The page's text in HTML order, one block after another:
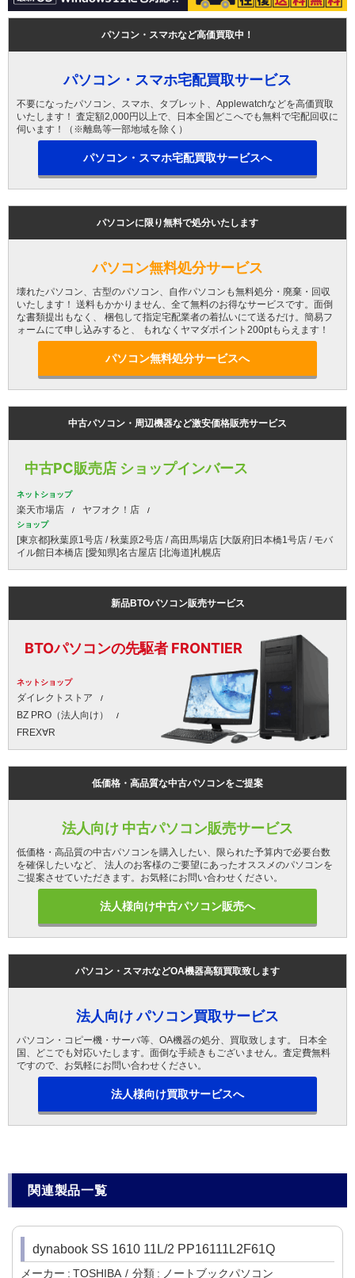
パソコン・スマホなど高価買取中！
パソコン・スマホ宅配買取サービス
不要になったパソコン、スマホ、タブレット、Applewatchなどを高価買取
いたします！ 査定額2,000円以上で、日本全国どこへでも無料で宅配回収に
伺います！（※離島等一部地域を除く）
パソコン・スマホ宅配買取サービスへ
パソコンに限り無料で処分いたします
パソコン無料処分サービス
壊れたパソコン、古型のパソコン、自作パソコンも無料処分・廃棄・回収
いたします！ 送料もかかりません、全て無料のお得なサービスです。面倒
な書類提出もなく、 梱包して指定宅配業者の着払いにて送るだけ。簡易フ
ォームにて申し込みすると、 もれなくヤマダポイント200ptもらえます！
パソコン無料処分サービスへ
中古パソコン・周辺機器など激安価格販売サービス
中古PC販売店 ショップインバース
ネットショップ
楽天市場店 ヤフオク！店
ショップ
[東京都]秋葉原1号店 / 秋葉原2号店 / 高田馬場店 [大阪府]日本橋1号店 / モバ
イル館日本橋店 [愛知県]名古屋店 [北海道]札幌店
新品BTOパソコン販売サービス
BTOパソコンの先駆者 FRONTIER
ネットショップ
ダイレクトストア
BZ PRO（法人向け）
FREX∀R
低価格・高品質な中古パソコンをご提案
法人向け 中古パソコン販売サービス
低価格・高品質の中古パソコンを購入したい、限られた予算内で必要台数
を確保したいなど、 法人のお客様のご要望にあったオススメのパソコンを
ご提案させていただきます。お気軽にお問い合わせください。
法人様向け中古パソコン販売へ
パソコン・スマホなどOA機器高額買取致します
法人向け パソコン買取サービス
パソコン・コピー機・サーバ等、OA機器の処分、買取致します。 日本全
国、どこでも対応いたします。面倒な手続きもございません。査定費無料
ですので、お気軽にお問い合わせください。
法人様向け買取サービスへ
関連製品一覧
dynabook SS 1610 11L/2 PP16111L2F61Q
メーカー TOSHIBA 分類
ノートブックパソコン